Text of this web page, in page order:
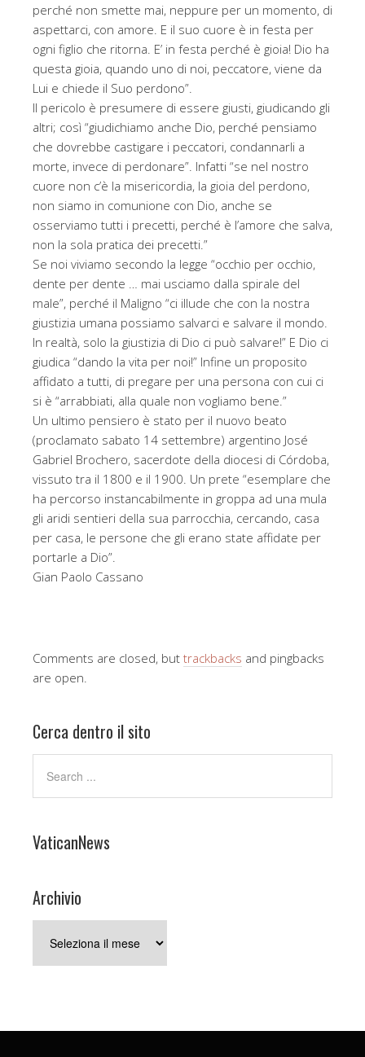
perché non smette mai, neppure per un momento, di
aspettarci, con amore. E il suo cuore è in festa per
ogni figlio che ritorna. E’ in festa perché è gioia! Dio ha
questa gioia, quando uno di noi, peccatore, viene da
Lui e chiede il Suo perdono”.
Il pericolo è presumere di essere giusti, giudicando gli
altri; così “giudichiamo anche Dio, perché pensiamo
che dovrebbe castigare i peccatori, condannarli a
morte, invece di perdonare”. Infatti “se nel nostro
cuore non c’è la misericordia, la gioia del perdono,
non siamo in comunione con Dio, anche se
osserviamo tutti i precetti, perché è l’amore che salva,
non la sola pratica dei precetti.”
Se noi viviamo secondo la legge “occhio per occhio,
dente per dente … mai usciamo dalla spirale del
male”, perché il Maligno “ci illude che con la nostra
giustizia umana possiamo salvarci e salvare il mondo.
In realtà, solo la giustizia di Dio ci può salvare!” E Dio ci
giudica “dando la vita per noi!” Infine un proposito
affidato a tutti, di pregare per una persona con cui ci
si è “arrabbiati, alla quale non vogliamo bene.”
Un ultimo pensiero è stato per il nuovo beato
(proclamato sabato 14 settembre) argentino José
Gabriel Brochero, sacerdote della diocesi di Córdoba,
vissuto tra il 1800 e il 1900. Un prete “esemplare che
ha percorso instancabilmente in groppa ad una mula
gli aridi sentieri della sua parrocchia, cercando, casa
per casa, le persone che gli erano state affidate per
portarle a Dio”.
Gian Paolo Cassano
Comments are closed, but trackbacks and pingbacks
are open.
Cerca dentro il sito
VaticanNews
Archivio